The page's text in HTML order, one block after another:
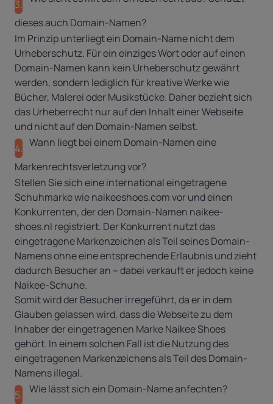
3.
dieses auch Domain-Namen?
Im Prinzip unterliegt ein Domain-Name nicht dem
Urheberschutz. Für ein einziges Wort oder auf einen
Domain-Namen kann kein Urheberschutz gewährt
werden, sondern lediglich für kreative Werke wie
Bücher, Malerei oder Musikstücke. Daher bezieht sich
das Urheberrecht nur auf den Inhalt einer Webseite
und nicht auf den Domain-Namen selbst.
4. Wann liegt bei einem Domain-Namen eine
Markenrechtsverletzung vor?
Stellen Sie sich eine international eingetragene
Schuhmarke wie naikeeshoes.com vor und einen
Konkurrenten, der den Domain-Namen naikee-
shoes.nl registriert. Der Konkurrent nutzt das
eingetragene Markenzeichen als Teil seines Domain-
Namens ohne eine entsprechende Erlaubnis und zieht
dadurch Besucher an – dabei verkauft er jedoch keine
Naikee-Schuhe.
Somit wird der Besucher irregeführt, da er in dem
Glauben gelassen wird, dass die Webseite zu dem
Inhaber der eingetragenen Marke Naikee Shoes
gehört. In einem solchen Fall ist die Nutzung des
eingetragenen Markenzeichens als Teil des Domain-
Namens illegal.
5. Wie lässt sich ein Domain-Name anfechten?